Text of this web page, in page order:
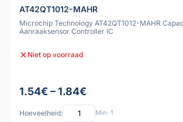
AT42QT1012-MAHR
Microchip Technology AT42QT1012-MAHR
Aanraaksensor Controller IC
Niet op voorraad
1.54€ – 1.84€
Hoeveelheid: Min: 1